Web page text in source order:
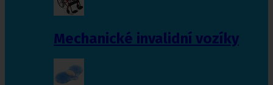
Mechanické invalidní vozíky